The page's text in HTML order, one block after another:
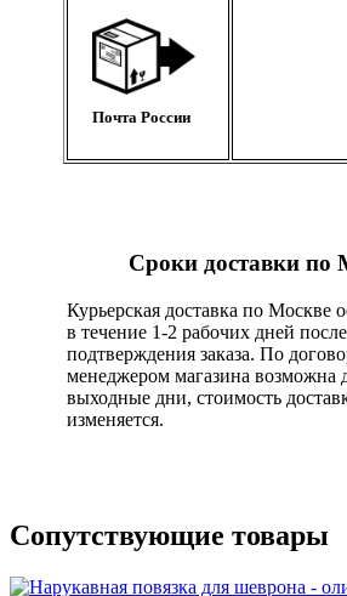
Почта России
Сроки доставки по
Курьерская доставка по Москве
в течение 1-2 рабочих дней
подтверждения заказа. По
менеджером магазина возможна
выходные дни, стоимость
изменяется.
Сопутствующие товары